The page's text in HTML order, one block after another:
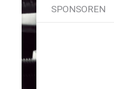
SPONSOREN